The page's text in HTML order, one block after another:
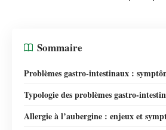
Sommaire
Problèmes gastro-intestinaux :
Typologie des problèmes gastro-
Allergie à l’aubergine : enjeux et